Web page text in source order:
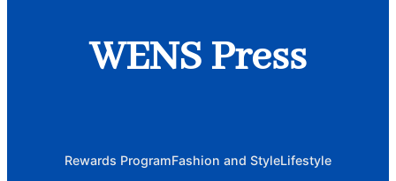
WENS Press
Rewards ProgramFashion and StyleLifestyle